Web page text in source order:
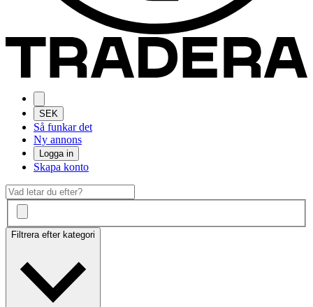
SEK
Så funkar det
Ny annons
Logga in
Skapa konto
Filtrera efter kategori